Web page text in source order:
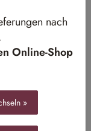
nach
Online-Shop
»